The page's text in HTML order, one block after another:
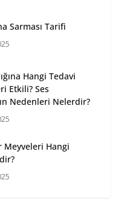
Sarması Tarifi
Hangi Tedavi
Etkili? Ses
Nedenleri Nelerdir?
Meyveleri Hangi